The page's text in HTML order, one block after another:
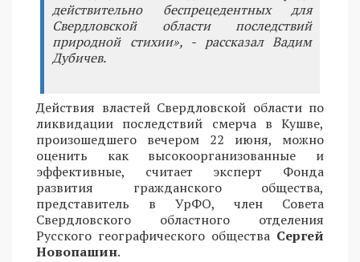
действительно беспрецедентных для
Свердловской области последствий
природной стихии», - рассказал Вадим
Дубичев.
Действия властей Свердловской области по
ликвидации последствий смерча в Кушве,
произошедшего вечером 22 июня, можно
оценить как высокоорганизованные и
эффективные, считает эксперт Фонда
развития гражданского общества,
представитель в УрФО, член Совета
Свердловского областного отделения
Русского географического общества Сергей
Новопашин.